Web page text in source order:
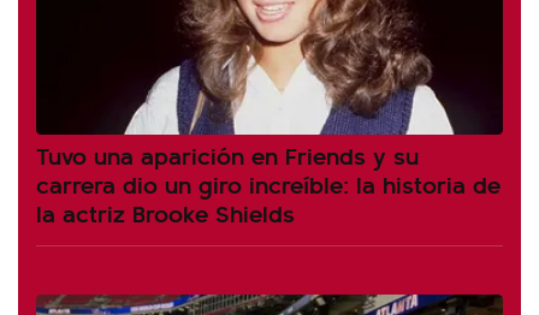
Tuvo una aparición en Friends y su
carrera dio un giro increíble: la historia de
la actriz Brooke Shields